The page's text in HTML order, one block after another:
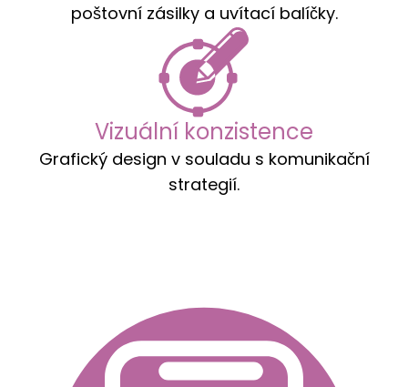
poštovní zásilky a uvítací balíčky.
Vizuální konzistence
Grafický design v souladu s komunikační
strategií.